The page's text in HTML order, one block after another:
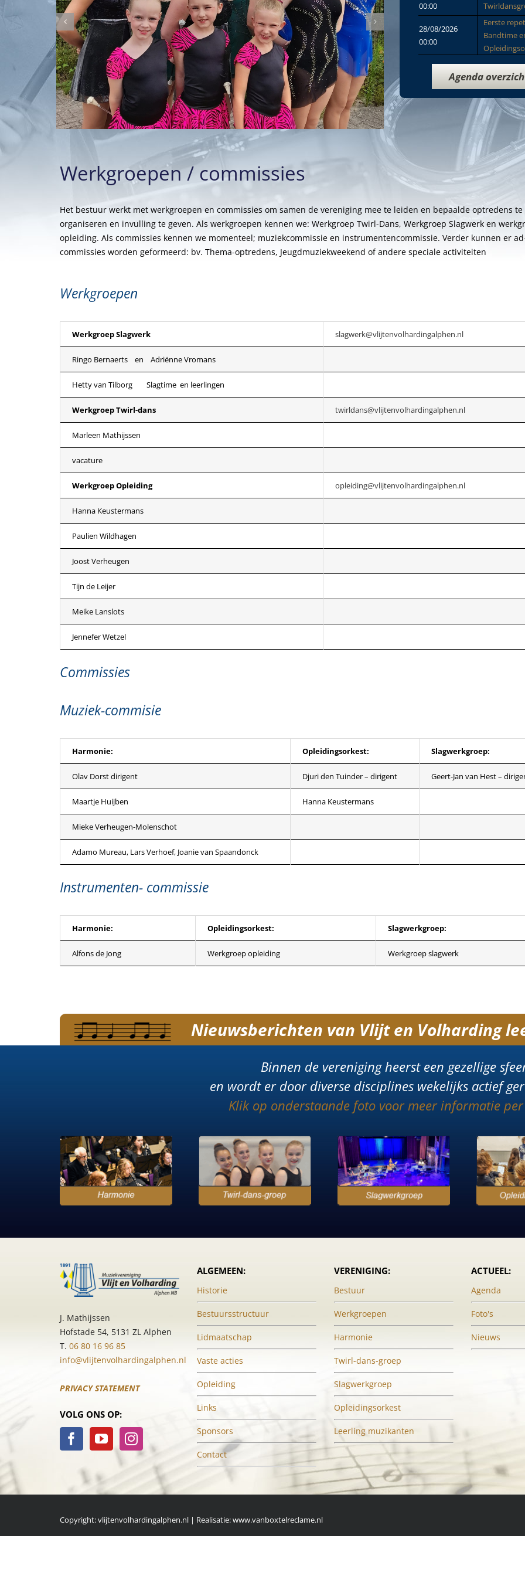
00:00
28/08/2026
00:00
Eerste
Bandtime
Agenda
Werkgroepen / commissies
Het bestuur werkt met werkgroepen en commissies om samen de vereniging mee te leiden en bepaalde optredens te
organiseren en invulling te geven. Als werkgroepen kennen we: Werkgroep Twirl-Dans, Werkgroep Slagwerk en
opleiding. Als commissies kennen we momenteel; muziekcommissie en instrumentencommissie. Verder kunnen er
commissies worden geformeerd: bv. Thema-optredens, Jeugdmuziekweekend of andere speciale activiteiten
Werkgroepen
Werkgroep Slagwerk slagwerk@vlijtenvolhardingalphen.nl
Ringo Bernaerts en Adriënne Vromans
Hetty van Tilborg Slagtime en leerlingen
Werkgroep Twirl-dans twirldans@vlijtenvolhardingalphen.nl
Marleen Mathijssen
vacature
Werkgroep Opleiding opleiding@vlijtenvolhardingalphen.nl
Hanna Keustermans
Paulien Wildhagen
Joost Verheugen
Tijn de Leijer
Meike Lanslots
Jennefer Wetzel
Commissies
Muziek-commisie
Harmonie: Opleidingsorkest: Slagwerkgroep:
Olav Dorst dirigent Djuri den Tuinder – dirigent Geert-Jan van Hest –
Maartje Huijben Hanna Keustermans
Mieke Verheugen-Molenschot
Adamo Mureau, Lars Verhoef, Joanie van Spaandonck
Instrumenten- commissie
Harmonie: Opleidingsorkest: Slagwerkgroep:
Alfons de Jong Werkgroep opleiding Werkgroep slagwerk
Nieuwsberichten van Vlijt en Volharding
Binnen de vereniging heerst een gezellige
en wordt er door diverse disciplines wekelijks actief
Klik op onderstaande foto voor meer informatie
J. Mathijssen
Hofstade 54, 5131 ZL Alphen
T. 06 80 16 96 85
info@vlijtenvolhardingalphen.nl
PRIVACY STATEMENT
VOLG ONS OP:
ALGEMEEN:
Historie
Bestuursstructuur
Lidmaatschap
Vaste acties
Opleiding
Links
Sponsors
Contact
VERENIGING:
Bestuur
Werkgroepen
Harmonie
Twirl-dans-groep
Slagwerkgroep
Opleidingsorkest
Leerling muzikanten
ACTUEEL:
Agenda
Foto's
Nieuws
Copyright: vlijtenvolhardingalphen.nl | Realisatie:www.vanboxtelreclame.nl